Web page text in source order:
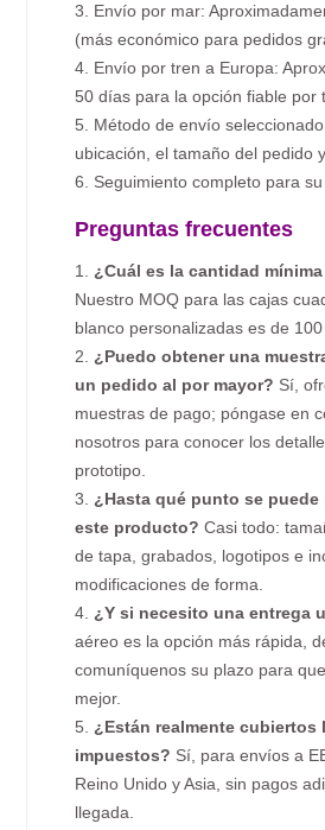
3. Envío por mar:
(más económico para pedidos
4. Envío por tren a Europa:
50 días para la opción fiable por
5. Método de envío
ubicación, el tamaño del pedido
6. Seguimiento completo para su
Preguntas frecuentes
1. ¿Cuál es la cantidad
Nuestro MOQ para las cajas
blanco personalizadas es de 100
2. ¿Puedo obtener una
un pedido al por mayor? Sí,
muestras de pago; póngase en
nosotros para conocer los
prototipo.
3. ¿Hasta qué punto se puede
este producto? Casi todo:
de tapa, grabados, logotipos e
modificaciones de forma.
4. ¿Y si necesito una entrega
aéreo es la opción más rápida,
comuníquenos su plazo para
mejor.
5. ¿Están realmente cubiertos
impuestos? Sí, para envíos a
Reino Unido y Asia, sin pagos
llegada.